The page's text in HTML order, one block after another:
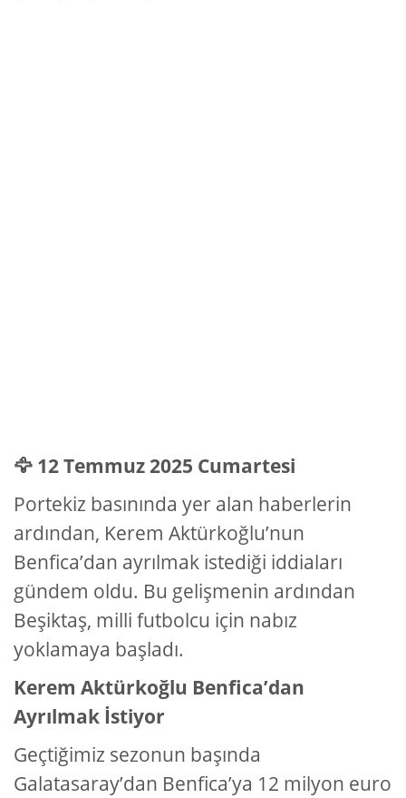
🦅 12 Temmuz 2025 Cumartesi
Portekiz basınında yer alan haberlerin
ardından, Kerem Aktürkoğlu’nun
Benfica’dan ayrılmak istediği iddiaları
gündem oldu. Bu gelişmenin ardından
Beşiktaş, milli futbolcu için nabız
yoklamaya başladı.
Kerem Aktürkoğlu Benfica’dan
Ayrılmak İstiyor
Geçtiğimiz sezonun başında
Galatasaray’dan Benfica’ya 12 milyon euro